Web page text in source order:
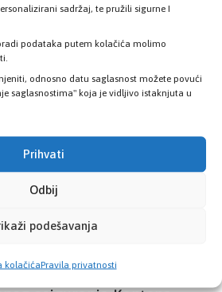
sadržaj, te pružili sigurne I
podataka putem kolačića molimo
odnosno datu saglasnost možete povući
saglasnostima" koja je vidljivo istaknjuta u
Prihvati
Odbij
podešavanja
kolačićaPravila privatnosti
vaše elektronske
kartice
STATUS